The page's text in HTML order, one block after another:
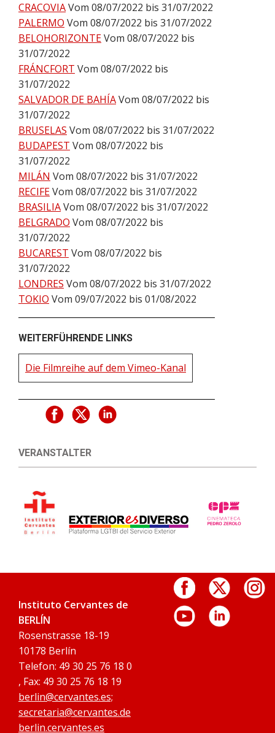
CRACOVIAVom 08/07/2022 bis 31/07/2022
PALERMO Vom 08/07/2022 bis 31/07/2022
BELOHORIZONTEVom 08/07/2022 bis
31/07/2022
FRÁNCFORT Vom 08/07/2022 bis
31/07/2022
SALVADOR DE BAHÍAVom 08/07/2022 bis
31/07/2022
BRUSELAS Vom 08/07/2022 bis 31/07/2022
BUDAPEST Vom 08/07/2022 bis
31/07/2022
MILÁN Vom 08/07/2022 bis 31/07/2022
RECIFEVom 08/07/2022 bis 31/07/2022
BRASILIAVom 08/07/2022 bis 31/07/2022
BELGRADO Vom 08/07/2022 bis
31/07/2022
BUCAREST Vom 08/07/2022 bis
31/07/2022
LONDRES Vom 08/07/2022 bis 31/07/2022
TOKIO Vom 09/07/2022 bis 01/08/2022
WEITERFÜHRENDE LINKS
Die Filmreihe auf dem Vimeo-Kanal
VERANSTALTER
Instituto Cervantes de
BERLÍN
Rosenstrasse 18-19
10178 Berlín
Telefon: 49 30 25 76 18 0
, Fax: 49 30 25 76 18 19
berlin@cervantes.es;
secretaria@cervantes.de
berlin.cervantes.es